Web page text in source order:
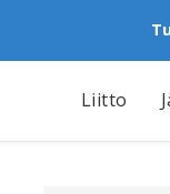
Liitto